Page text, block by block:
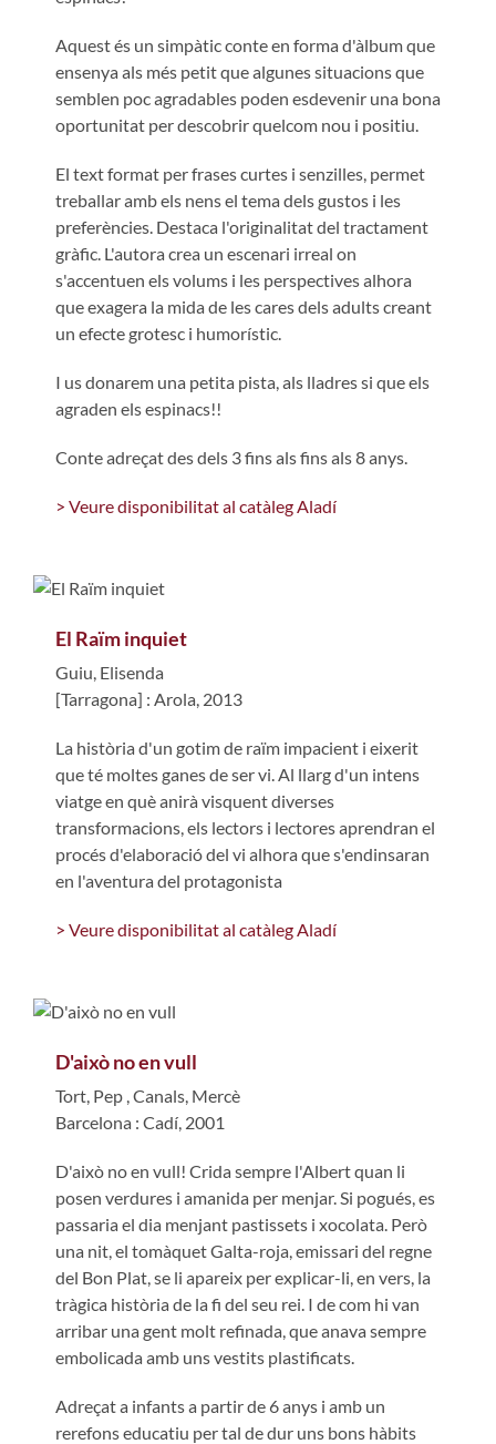
Aquest és un simpàtic conte en forma d'àlbum que
ensenya als més petit que algunes situacions que
semblen poc agradables poden esdevenir una bona
oportunitat per descobrir quelcom nou i positiu.
El text format per frases curtes i senzilles, permet
treballar amb els nens el tema dels gustos i les
preferències. Destaca l'originalitat del tractament
gràfic. L'autora crea un escenari irreal on
s'accentuen els volums i les perspectives alhora
que exagera la mida de les cares dels adults creant
un efecte grotesc i humorístic.
I us donarem una petita pista, als lladres si que els
agraden els espinacs!!
Conte adreçat des dels 3 fins als fins als 8 anys.
> Veure disponibilitat al catàleg Aladí
El Raïm inquiet
Guiu, Elisenda
[Tarragona] : Arola, 2013
La història d'un gotim de raïm impacient i eixerit
que té moltes ganes de ser vi. Al llarg d'un intens
viatge en què anirà visquent diverses
transformacions, els lectors i lectores aprendran el
procés d'elaboració del vi alhora que s'endinsaran
en l'aventura del protagonista
> Veure disponibilitat al catàleg Aladí
D'això no en vull
Tort, Pep Canals, Mercè
Barcelona : Cadí, 2001
D'això no en vull! Crida sempre l'Albert quan li
posen verdures i amanida per menjar. Si pogués, es
passaria el dia menjant pastissets i xocolata. Però
una nit, el tomàquet Galta-roja, emissari del regne
del Bon Plat, se li apareix per explicar-li, en vers, la
tràgica història de la fi del seu rei. I de com hi van
arribar una gent molt refinada, que anava sempre
embolicada amb uns vestits plastificats.
Adreçat a infants a partir de 6 anys i amb un
rerefons educatiu per tal de dur uns bons hàbits